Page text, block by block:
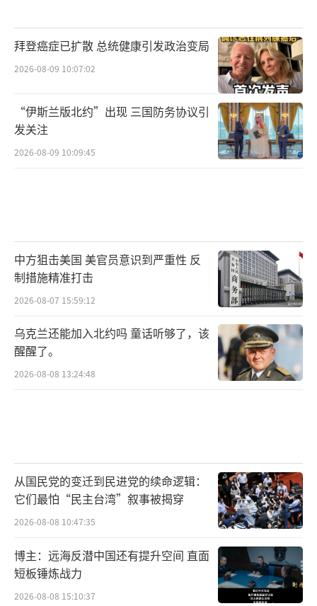
拜登癌症已扩散 总统健康引发政治变局
2026-08-09 10:07:02
“伊斯兰版北约”出现 三国防务协议引
发关注
2026-08-09 10:09:45
中方狙击美国 美官员意识到严重性 反
制措施精准打击
2026-08-07 15:59:12
乌克兰还能加入北约吗 童话听够了，该
醒醒了。
2026-08-08 13:24:48
从国民党的变迁到民进党的续命逻辑：
它们最怕“民主台湾”叙事被揭穿
2026-08-08 10:47:35
博主：远海反潜中国还有提升空间 直面
短板锤炼战力
2026-08-08 15:10:37